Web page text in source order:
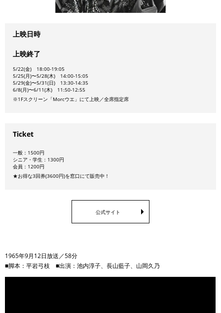
上映日時
上映終了
5/22(金) 18:00-19:05
5/25(月)〜5/28(木) 14:00-15:05
5/29(金)〜5/31(日) 13:30-14:35
6/8(月)〜6/11(木) 11:50-12:55
※1Fスクリーン「Morcウエ」にて上映／全席指定席
Ticket
一般：1500円
シニア・学生：1300円
会員：1200円
★お得な3回券(3600円)を窓口にて販売中！
公式サイト
1965年9月12日放送／58分
■脚本：平岩弓枝 ■出演：池内淳子、長山藍子、山岡久乃